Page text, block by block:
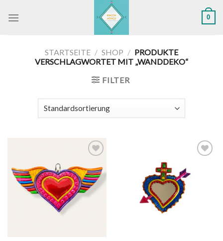
0
STARTSEITE / SHOP / PRODUKTE
VERSCHLAGWORTET MIT „WANDDEKO“
FILTER
Wunschliste
hinzufügen
Wunschliste
hinzufügen